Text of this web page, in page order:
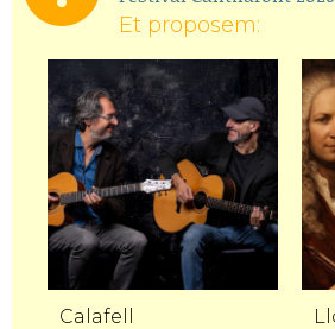
Et proposem:
Calafell